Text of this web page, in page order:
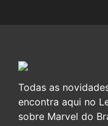
Todas as
encontra aqui no
sobre Marvel do